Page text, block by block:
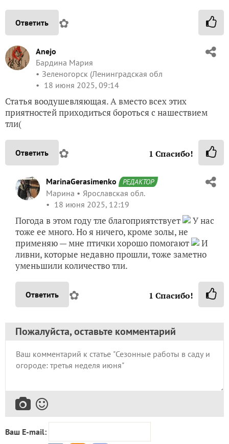
Ответить ✿
Anejo
Бардина Мария
Зеленогорск (Ленинградская обл
18 июня 2025, 09:14
Статья воодушевляющая. А вместо всех этих
приятностей приходиться бороться с нашествием
тли(
Ответить ✿ 1 Спасибо!
MarinaGerasimenko РЕДАКТОР
Марина
Ярославская обл.
18 июня 2025, 12:19
Погода в этом году тле благоприятствует
У нас
тоже ее много. Но я ничего, кроме золы, не
применяю — мне птички хорошо помогают
И
ливни, которые недавно прошли, тоже заметно
уменьшили количество тли.
Ответить ✿ 1 Спасибо!
Пожалуйста, оставьте комментарий
Ваш E-mail: